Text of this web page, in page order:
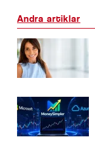
Andra artiklar